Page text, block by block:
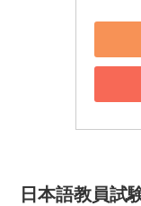
日本語教員試